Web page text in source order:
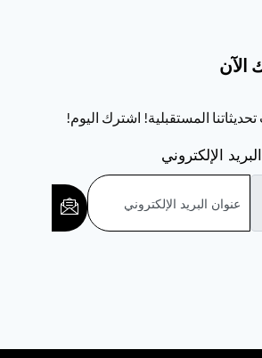
الآن
تحديثاتنا المستقبلية! اشترك اليوم!
الإلكتروني